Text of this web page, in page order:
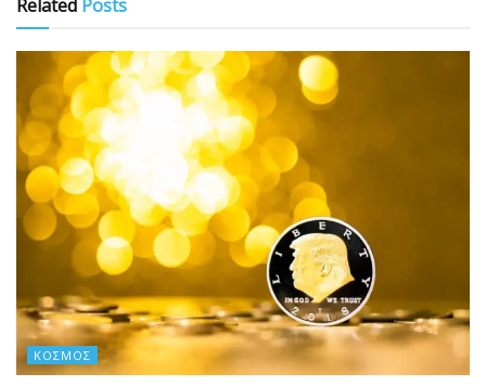
Related Posts
ΚΌΣΜΟΣ